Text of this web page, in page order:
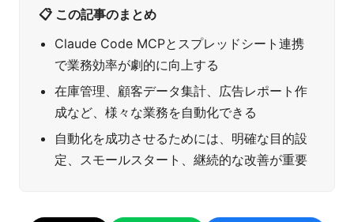
📋 この記事のまとめ
Claude Code MCPとスプレッドシート連携
で業務効率が劇的に向上する
在庫管理、顧客データ集計、広告レポート作
成など、様々な業務を自動化できる
自動化を成功させるためには、明確な目的設
定、スモールスタート、継続的な改善が重要